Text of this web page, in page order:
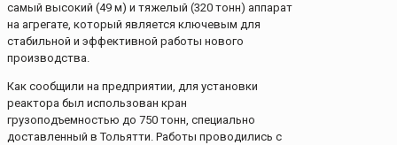
самый высокий (49 м) и тяжелый (320 тонн) аппарат
на агрегате, который является ключевым для
стабильной и эффективной работы нового
производства.
Как сообщили на предприятии, для установки
реактора был использован кран
грузоподъемностью до 750 тонн, специально
доставленный в Тольятти. Работы проводились с